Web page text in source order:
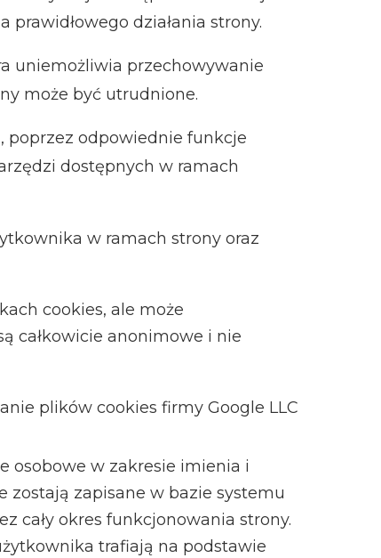
prawidłowego działania strony.
uniemożliwia przechowywanie
może być utrudnione.
poprzez odpowiednie funkcje
dostępnych w ramach
w ramach strony oraz
cookies, ale może
całkowicie anonimowe i nie
plików cookies firmy Google LLC
osobowe w zakresie imienia i
zostają zapisane w bazie systemu
cały okres funkcjonowania strony.
trafiają na podstawie